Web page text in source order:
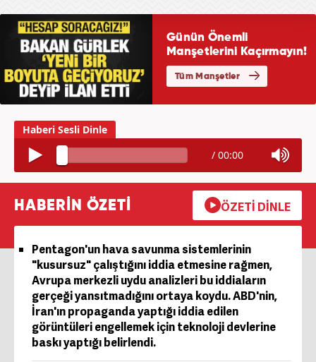
/ 00:00
HABERİN ÖZETİ ÖZETİ DİNLE
Pentagon'un hava savunma sistemlerinin
"kusursuz" çalıştığını iddia etmesine rağmen,
Avrupa merkezli uydu analizleri bu iddiaların
gerçeği yansıtmadığını ortaya koydu. ABD'nin,
İran'ın propaganda yaptığı iddia edilen
görüntüleri engellemek için teknoloji devlerine
baskı yaptığı belirlendi.